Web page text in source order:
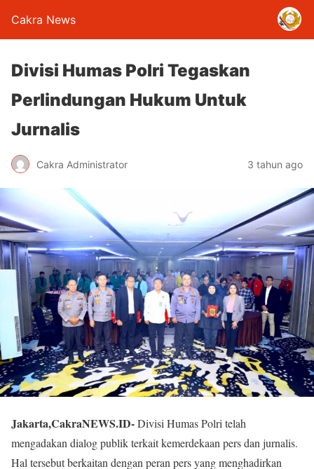
Cakra News
Divisi Humas Polri Tegaskan
Perlindungan Hukum Untuk
Jurnalis
Cakra Administrator 3 tahun ago
Jakarta,CakraNEWS.ID-Divisi Humas Polri telah
mengadakan dialog publik terkait kemerdekaan pers dan jurnalis.
Hal tersebut berkaitan dengan peran pers yang menghadirkan